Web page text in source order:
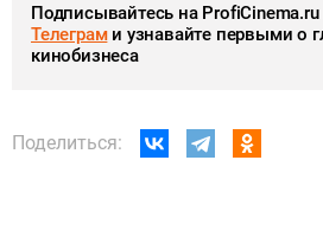
Подписывайтесь на ProfiCinema.ru
Телеграми узнавайте первыми о
кинобизнеса
Поделиться: